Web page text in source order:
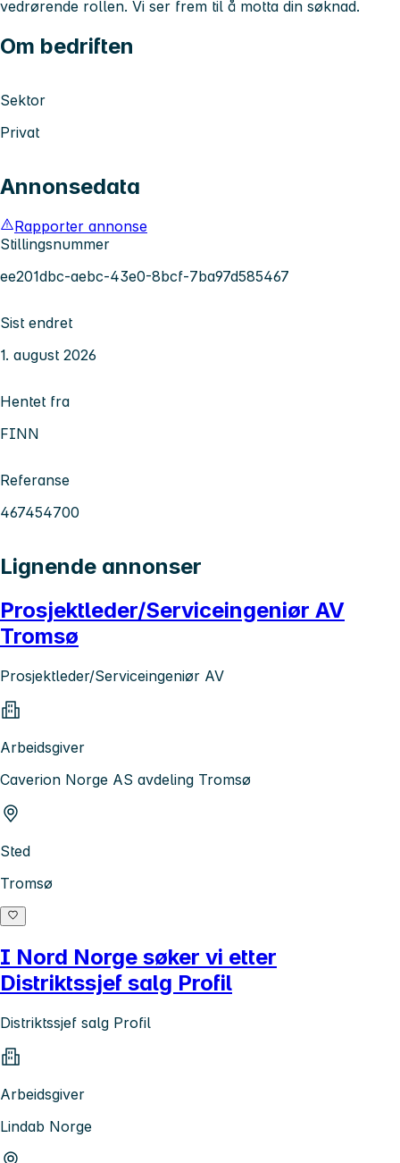
vedrørende rollen. Vi ser frem til å motta din søknad.
Om bedriften
Sektor
Privat
Annonsedata
Rapporter annonse
Stillingsnummer
ee201dbc-aebc-43e0-8bcf-7ba97d585467
Sist endret
1. august 2026
Hentet fra
FINN
Referanse
467454700
Lignende annonser
Prosjektleder/Serviceingeniør AV
Tromsø
Prosjektleder/Serviceingeniør AV
Arbeidsgiver
Caverion Norge AS avdeling Tromsø
Sted
Tromsø
I Nord Norge søker vi etter
Distriktssjef salg Profil
Distriktssjef salg Profil
Arbeidsgiver
Lindab Norge